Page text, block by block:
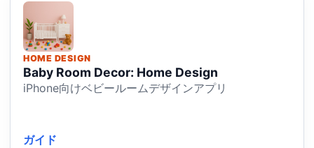
HOME DESIGN
Baby Room Decor: Home Design
iPhone向けベビールームデザインアプリ
ガイド